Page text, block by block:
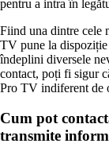
pentru a intra în
Fiind una dintre cele
TV pune la dispoziție
îndeplini diversele
contact, poți fi sigur
Pro TV indiferent de
Cum pot
transmite